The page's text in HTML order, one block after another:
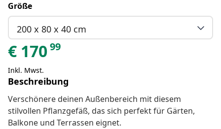
Größe
200 x 80 x 40 cm
€ 17099
Inkl. Mwst.
Beschreibung
Verschönere deinen Außenbereich mit diesem
stilvollen Pflanzgefäß, das sich perfekt für Gärten,
Balkone und Terrassen eignet.